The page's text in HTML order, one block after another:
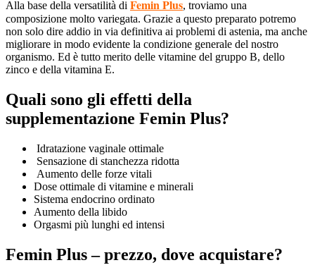
Alla base della versatilità di Femin Plus, troviamo una
composizione molto variegata. Grazie a questo preparato potremo
non solo dire addio in via definitiva ai problemi di astenia, ma anche
migliorare in modo evidente la condizione generale del nostro
organismo. Ed è tutto merito delle vitamine del gruppo B, dello
zinco e della vitamina E.
Quali sono gli effetti della
supplementazione Femin Plus?
Idratazione vaginale ottimale
Sensazione di stanchezza ridotta
Aumento delle forze vitali
Dose ottimale di vitamine e minerali
Sistema endocrino ordinato
Aumento della libido
Orgasmi più lunghi ed intensi
Femin Plus – prezzo, dove acquistare?